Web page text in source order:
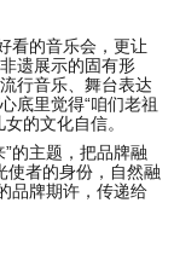
看的音乐会，更让
遗展示的固有形
行音乐、舞台表达
底里觉得“咱们老祖
的文化自信。
的主题，把品牌融
使者的身份，自然融
品牌期许，传递给